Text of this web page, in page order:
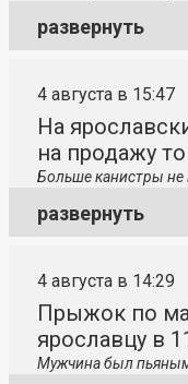
развернуть
4 августа в 15:47
На
на продажу
Больше канистры не
развернуть
4 августа в 14:29
Прыжок по
ярославцу в
Мужчина был